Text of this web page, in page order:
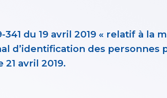
341 du 19 avril 2019 « relatif à
d’identification des personnes
avril 2019.